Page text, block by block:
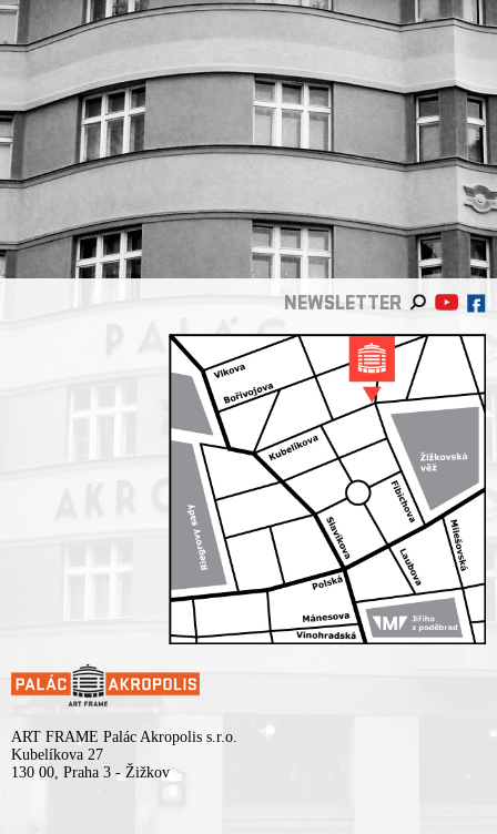
NEWSLETTER
ART FRAME Palác Akropolis s.r.o.
Kubelíkova 27
130 00, Praha 3 - Žižkov